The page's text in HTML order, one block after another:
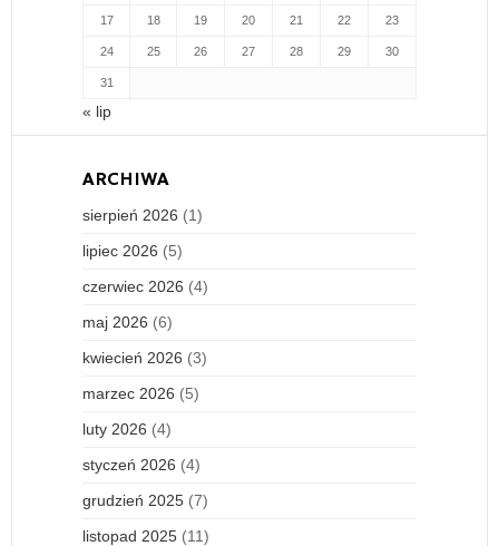
17 18 19 20 21 22 23
24 25 26 27 28 29 30
31
« lip
ARCHIWA
sierpień 2026 (1)
lipiec 2026 (5)
czerwiec 2026 (4)
maj 2026 (6)
kwiecień 2026 (3)
marzec 2026 (5)
luty 2026 (4)
styczeń 2026 (4)
grudzień 2025 (7)
listopad 2025 (11)